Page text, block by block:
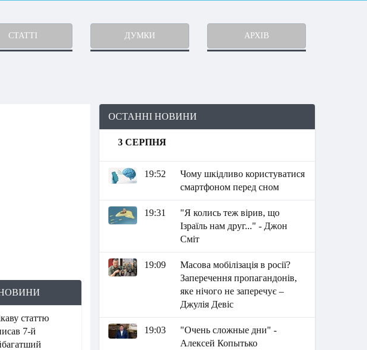
СТАТТІ ДУМКИ АРХІВ
статтю
7-й
ОСТАННІ НОВИНИ
3 СЕРПНЯ
19:52
Чому шкідливо користуватися
смартфоном перед сном
19:31
"Я колись теж вірив, що
Ізраїль нам друг..." - Джон
Сміт
19:09
Масова мобілізація в росії?
Заперечення пропагандонів,
яке нічого не заперечує –
Джулія Девіс
19:03
"Очень сложные дни" -
Алексей Копытько